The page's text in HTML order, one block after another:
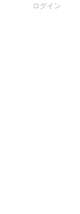
ログイン